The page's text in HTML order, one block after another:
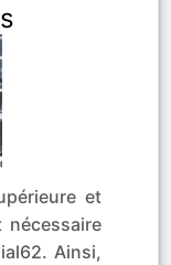
et
Ainsi,